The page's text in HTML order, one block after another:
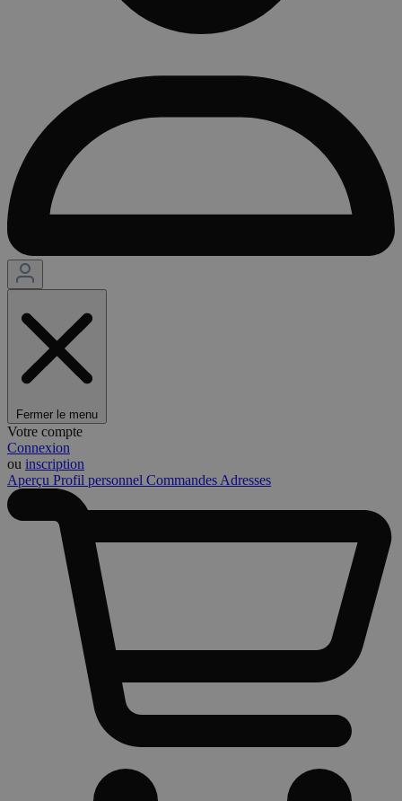
Fermer le menu
Votre compte
Connexion
ou inscription
Aperçu Profil personnel Commandes Adresses